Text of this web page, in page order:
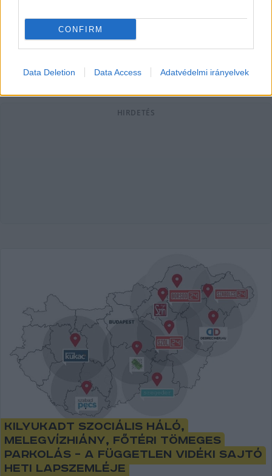
CONFIRM
Data Deletion Data Access Adatvédelmi irányelvek
szegedi polgármester hozzátette: a Nobel-díjas
HIRDETÉS
Kilyukadt szociális háló,
melegvízhiány, főtéri tömeges
parkolás – a független vidéki sajtó
heti lapszemléje